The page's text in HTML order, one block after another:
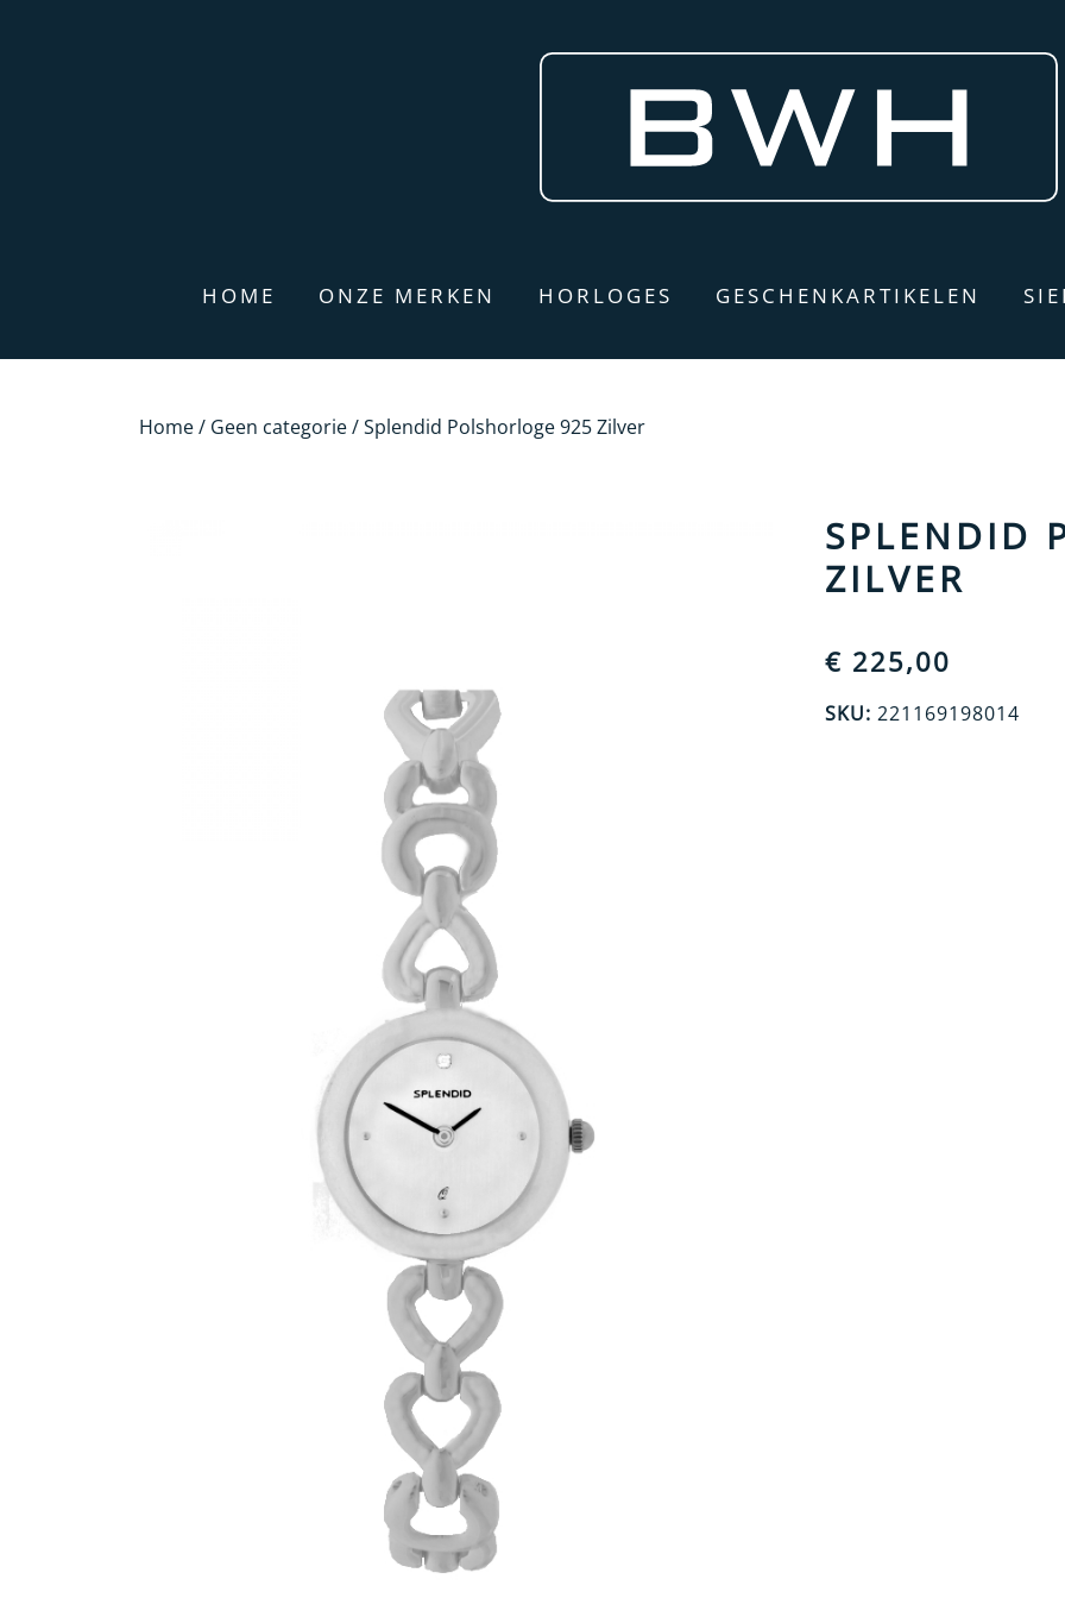
HOME ONZE MERKEN HORLOGES GESCHENKARTIKELEN
Home/ Geen categorie/ Splendid Polshorloge 925 Zilver
SPLENDID
ZILVER
€ 225,00
SKU:221169198014